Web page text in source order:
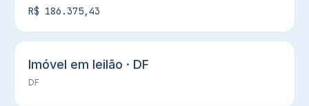
R$ 186.375,43
Imóvel em leilão · DF
DF